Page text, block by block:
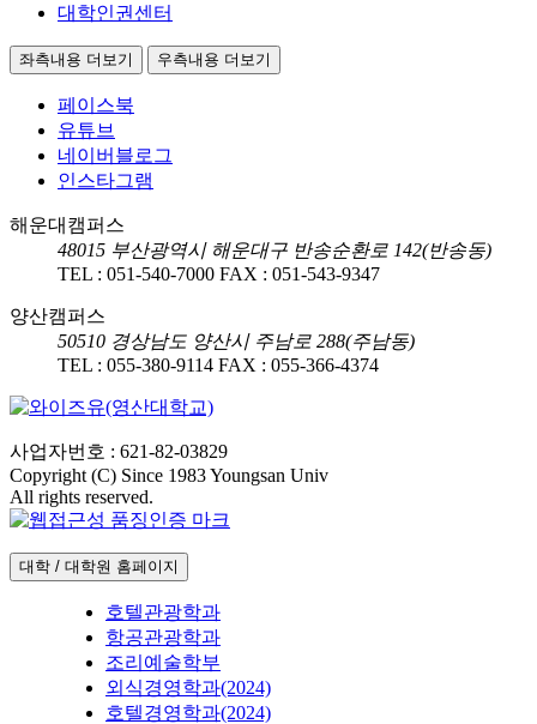
대학인권센터
좌측내용 더보기 우측내용 더보기
페이스북
유튜브
네이버블로그
인스타그램
해운대캠퍼스
48015 부산광역시 해운대구 반송순환로 142(반송동)
TEL : 051-540-7000 FAX : 051-543-9347
양산캠퍼스
50510 경상남도 양산시 주남로 288(주남동)
TEL : 055-380-9114 FAX : 055-366-4374
사업자번호 : 621-82-03829
Copyright (C) Since 1983 Youngsan Univ
All rights reserved.
대학 / 대학원 홈페이지
호텔관광학과
항공관광학과
조리예술학부
외식경영학과(2024)
호텔경영학과(2024)